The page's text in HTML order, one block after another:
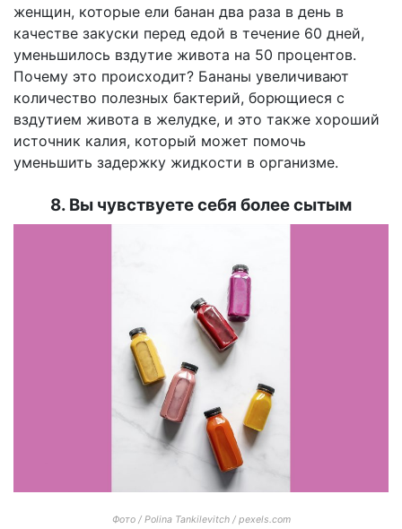
женщин, которые ели банан два раза в день в
качестве закуски перед едой в течение 60 дней,
уменьшилось вздутие живота на 50 процентов.
Почему это происходит? Бананы увеличивают
количество полезных бактерий, борющиеся с
вздутием живота в желудке, и это также хороший
источник калия, который может помочь
уменьшить задержку жидкости в организме.
8. Вы чувствуете себя более сытым
Фото / Polina Tankilevitch / pexels.com